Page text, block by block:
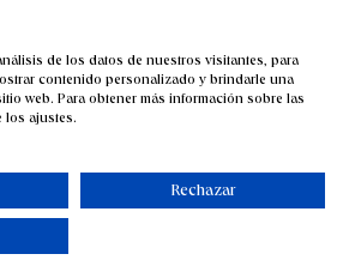
Método Montessori
para el Desarrollo Infantil El Método
su enfoque centrado en el niño, que promueve
de los datos de nuestros visitantes, para
contenido personalizado y brindarle una
web. Para obtener más información sobre las
los ajustes.
Rechazar